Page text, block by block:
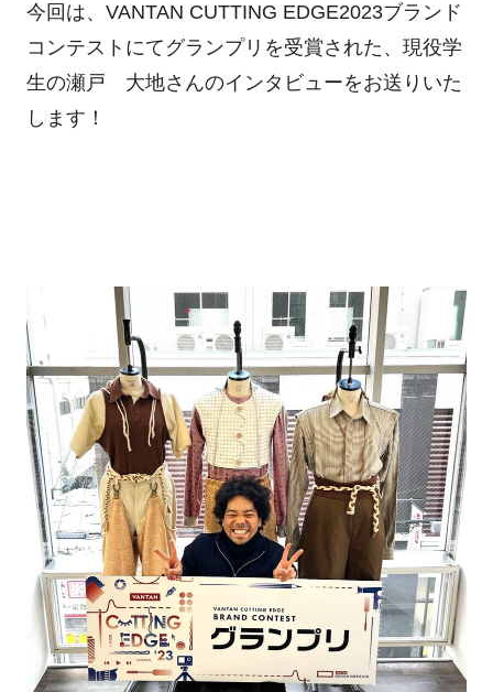
今回は、 VANTAN CUTTING EDGE2023ブランド
コンテストにてグランプリを受賞された、現役学
生の瀬戸 大地さんのインタビューをお送りいた
します！